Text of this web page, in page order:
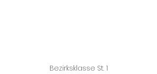
Bezirksklasse St. 1